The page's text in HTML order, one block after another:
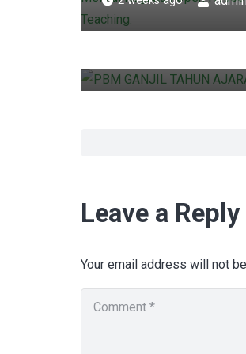
Ganjil SIT YKPI Al-
2026/2027
Leave a Reply
Your email address will not